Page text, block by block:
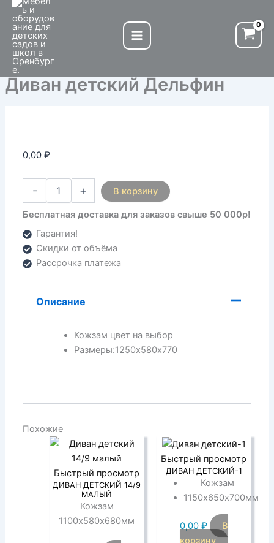
Перейти
содержимому
Диван детский Дельфин
0,00₽
-
Количество
товара
Диван
детский
Дельфин
+ В корзину
Бесплатная доставка для заказов свыше 50 000р!
Гарантия!
Скидки от объёма
Рассрочка платежа
Описание
Кожзам цвет на выбор
Размеры:1250х580х770
Похожие
Быстрый просмотр
ДИВАН ДЕТСКИЙ 14/9
МАЛЫЙ
Кожзам
1100х580х680мм
Быстрый просмотр
ДИВАН ДЕТСКИЙ-1
Кожзам
1150х650х700мм
0,00 ₽
В
корзину